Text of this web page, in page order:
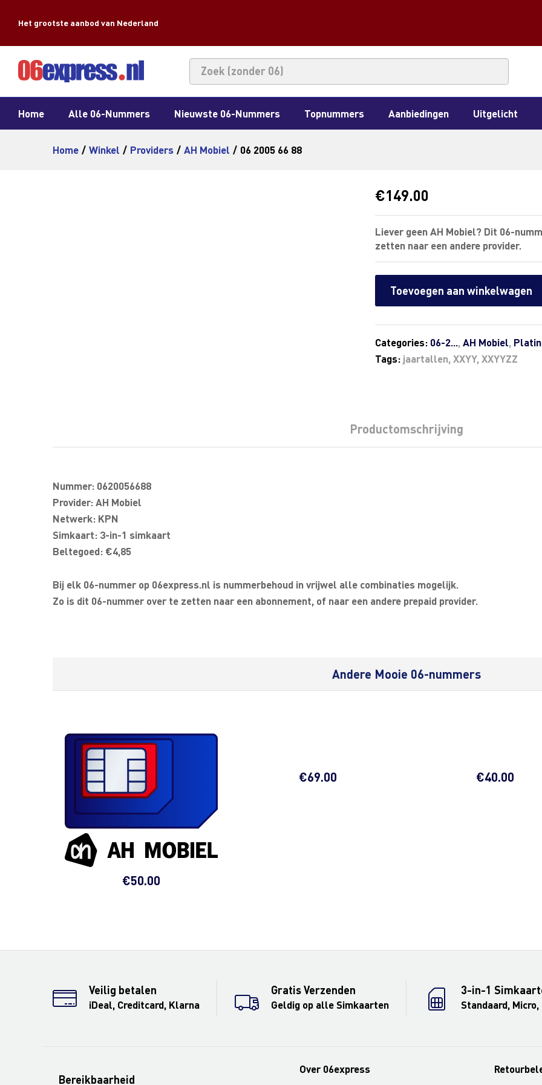
Het grootste aanbod van Nederland
Home Alle 06-Nummers Nieuwste 06-Nummers Topnummers Aanbiedingen Uitgelicht
Home / Winkel / Providers / AH Mobiel / 06 2005 66 88
€149.00
Liever geen AH Mobiel? Dit 06-
zetten naar een andere provider.
Toevoegen aan winkelwagen
Categories: 06-2...,AH Mobiel,
Tags: jaartallen,XXYY,XXYYZZ
Productomschrijving
Nummer: 0620056688
Provider: AH Mobiel
Netwerk: KPN
Simkaart: 3-in-1 simkaart
Beltegoed: €4,85
Bij elk 06-nummer op 06express.nl is nummerbehoud in vrijwel alle combinaties mogelijk.
Zo is dit 06-nummer over te zetten naar een abonnement, of naar een andere prepaid provider.
Andere Mooie 06-nummers
€50.00
€69.00 €40.00
Veilig betalen
iDeal, Creditcard, Klarna
Gratis Verzenden
Geldig op alle Simkaarten
3-in-1
Standaard, Micro,
Bereikbaarheid
Over 06express